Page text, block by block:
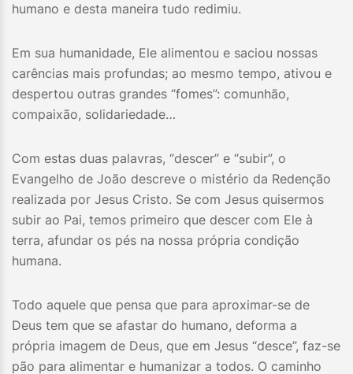
humano e desta maneira tudo redimiu.
Em sua humanidade, Ele alimentou e saciou nossas
carências mais profundas; ao mesmo tempo, ativou e
despertou outras grandes “fomes”: comunhão,
compaixão, solidariedade…
Com estas duas palavras, “descer” e “subir”, o
Evangelho de João descreve o mistério da Redenção
realizada por Jesus Cristo. Se com Jesus quisermos
subir ao Pai, temos primeiro que descer com Ele à
terra, afundar os pés na nossa própria condição
humana.
Todo aquele que pensa que para aproximar-se de
Deus tem que se afastar do humano, deforma a
própria imagem de Deus, que em Jesus “desce”, faz-se
pão para alimentar e humanizar a todos. O caminho